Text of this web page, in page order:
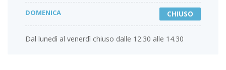
DOMENICA CHIUSO
Dal lunedì al venerdì chiuso dalle 12.30 alle 14.30